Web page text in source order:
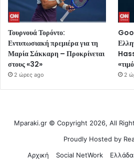
Τουρνουά Τορόντο:
Εντυπωσιακή πρεμιέρα για τη
Μαρία Σάκκαρη – Προκρίνεται
στους «32»
2 ώρες ago 2
Mparaki.gr © Copyright 2026, All
Proudly Hosted by
Αρχική
Social NetWork Ελλάδα